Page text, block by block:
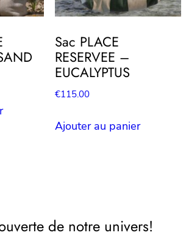
Sac PLACE
RESERVEE –
EUCALYPTUS
€115.00
Ajouter au panier
de notre univers!